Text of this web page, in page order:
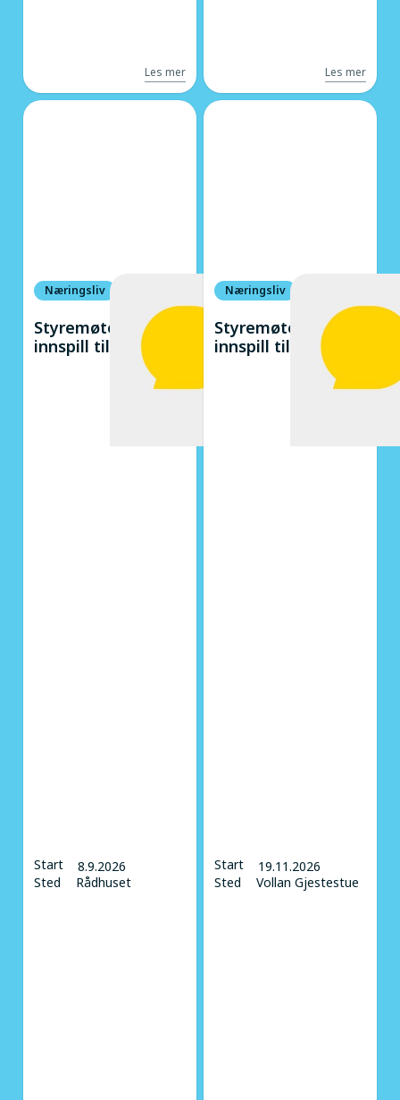
Les mer Les mer
Næringsliv
Styremøte -
innspill til saker
Start
8.9.2026
Sted
Rådhuset
Næringsliv
Styremøte -
innspill til saker
Start
19.11.2026
Sted
Vollan Gjestestue